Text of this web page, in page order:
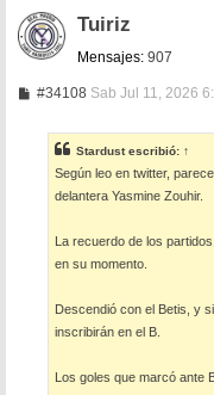
Tuiriz
Mensajes: 907
#34108M
a
j
e
Sab Jul 11, 2026
Stardustescribió: ↑
Según leo en twitter,
delantera Yasmine Zouhir.
La recuerdo de los
en su momento.
Descendió con el Betis, y
inscribirán en el B.
Los goles que marcó ante